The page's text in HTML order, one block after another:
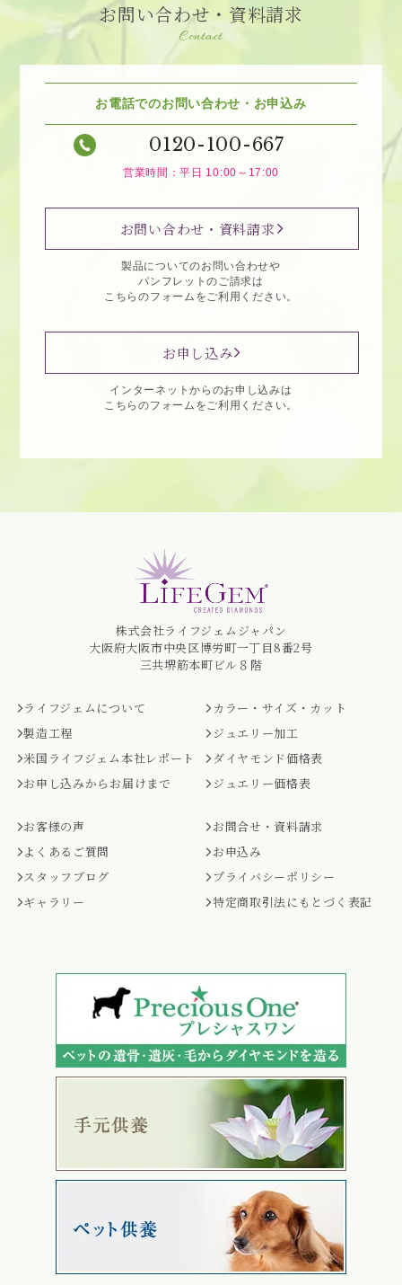
お問い合わせ・資料請求
Contact
お電話でのお問い合わせ・お申込み
0120-100-667
営業時間：平日 10:00～17:00
お問い合わせ・資料請求
製品についてのお問い合わせや
パンフレットのご請求は
こちらのフォームをご利用ください。
お申し込み
インターネットからのお申し込みは
こちらのフォームをご利用ください。
株式会社ライフジェムジャパン
大阪府大阪市中央区博労町一丁目8番2号
三共堺筋本町ビル８階
ライフジェムについて
製造工程
米国ライフジェム本社レポート
お申し込みからお届けまで
カラー・サイズ・カット
ジュエリー加工
ダイヤモンド価格表
ジュエリー価格表
お客様の声
よくあるご質問
スタッフブログ
ギャラリー
お問合せ・資料請求
お申込み
プライバシーポリシー
特定商取引法にもとづく表記